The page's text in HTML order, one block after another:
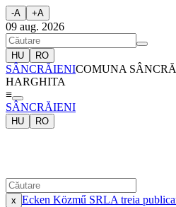
-A +A
09 aug. 2026
HU RO
SÂNCRĂIENICOMUNA
HARGHITA
≡
SÂNCRĂIENI
HU RO
x Ecken Közmű SRLA treia